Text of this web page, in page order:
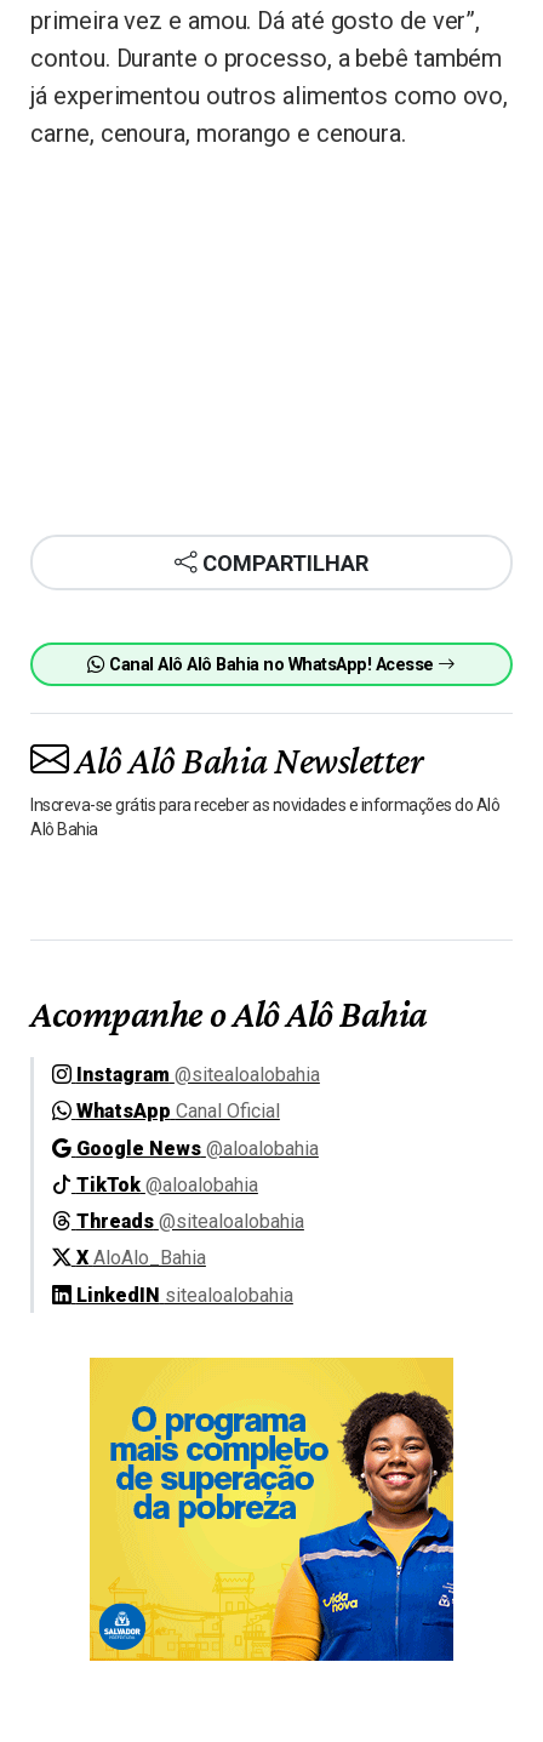
primeira vez e amou. Dá até gosto de ver”,
contou. Durante o processo, a bebê também
já experimentou outros alimentos como ovo,
carne, cenoura, morango e cenoura.
COMPARTILHAR
Canal Alô Alô Bahia no WhatsApp! Acesse
Alô Alô Bahia Newsletter
Inscreva-se grátis para receber as novidades e informações do Alô
Alô Bahia
Acompanhe o Alô Alô Bahia
Instagram @sitealoalobahia
WhatsApp Canal Oficial
Google News @aloalobahia
TikTok @aloalobahia
Threads @sitealoalobahia
X AloAlo_Bahia
LinkedIN sitealoalobahia